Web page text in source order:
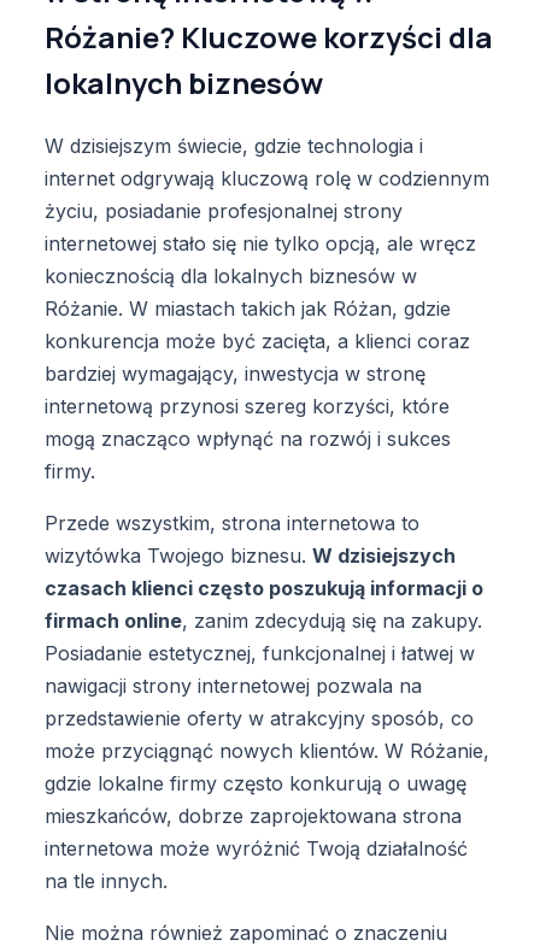
Różanie? Kluczowe korzyści dla
lokalnych biznesów
W dzisiejszym świecie, gdzie technologia i
internet odgrywają kluczową rolę w codziennym
życiu, posiadanie profesjonalnej strony
internetowej stało się nie tylko opcją, ale wręcz
koniecznością dla lokalnych biznesów w
Różanie. W miastach takich jak Różan, gdzie
konkurencja może być zacięta, a klienci coraz
bardziej wymagający, inwestycja w stronę
internetową przynosi szereg korzyści, które
mogą znacząco wpłynąć na rozwój i sukces
firmy.
Przede wszystkim, strona internetowa to
wizytówka Twojego biznesu.W dzisiejszych
czasach klienci często poszukują informacji o
firmach online, zanim zdecydują się na zakupy.
Posiadanie estetycznej, funkcjonalnej i łatwej w
nawigacji strony internetowej pozwala na
przedstawienie oferty w atrakcyjny sposób, co
może przyciągnąć nowych klientów. W Różanie,
gdzie lokalne firmy często konkurują o uwagę
mieszkańców, dobrze zaprojektowana strona
internetowa może wyróżnić Twoją działalność
na tle innych.
Nie można również zapominać o znaczeniu